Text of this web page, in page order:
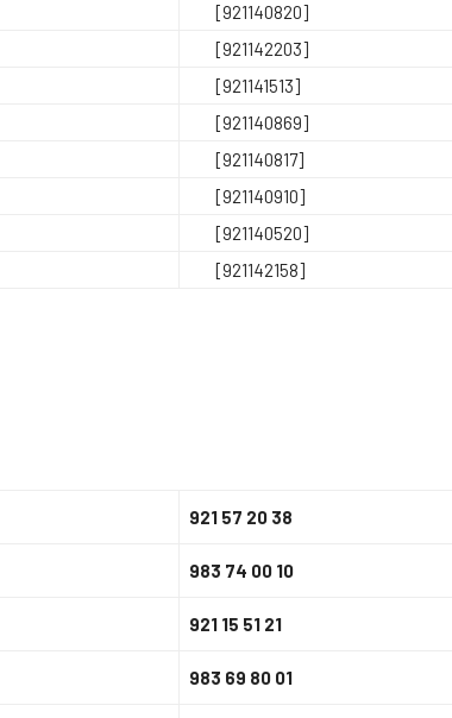
[921140820]
[921142203]
[921141513]
[921140869]
[921140817]
[921140910]
[921140520]
[921142158]
921 57 20 38
983 74 00 10
921 15 51 21
983 69 80 01